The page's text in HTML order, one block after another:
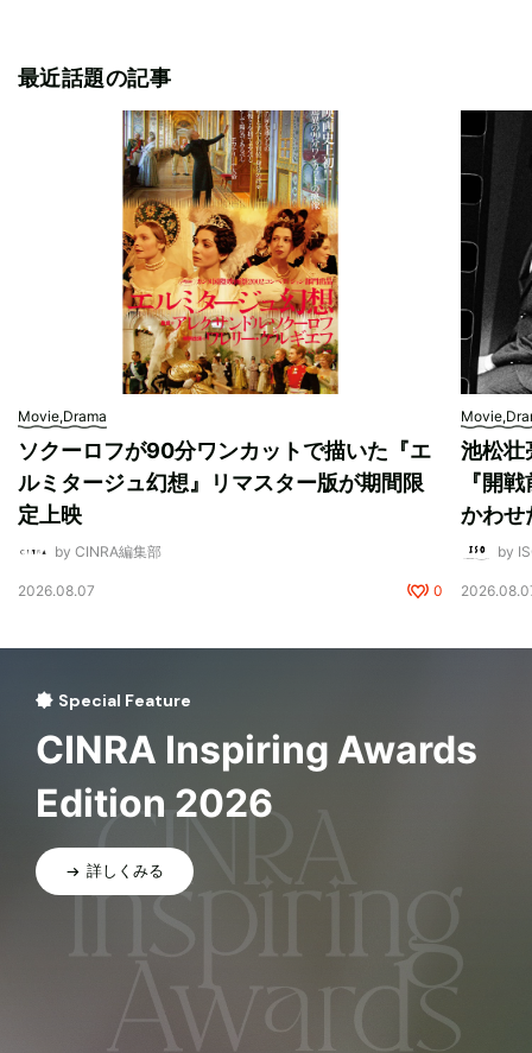
最近話題の記事
Movie,Drama
ソクーロフが90分ワンカットで描いた『エ
ルミタージュ幻想』リマスター版が期間限
定上映
by CINRA編集部
2026.08.07 0
池松壮
『開
かわせ
by
Special Feature
CINRA Inspiring Awards
Edition 2026
詳しくみる